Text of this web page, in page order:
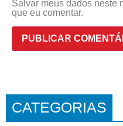
Salvar meus dados neste
que eu comentar.
CATEGORIAS